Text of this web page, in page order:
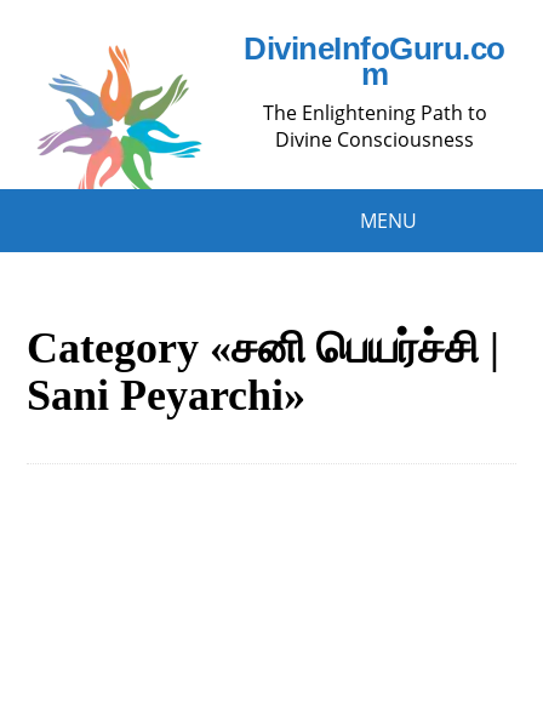
DivineInfoGuru.co
m
The Enlightening Path to
Divine Consciousness
MENU
Category «சனி பெயர்ச்சி |
Sani Peyarchi»